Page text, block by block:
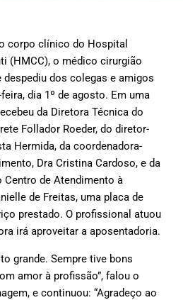
corpo clínico do Hospital
(HMCC), o médico cirurgião
despediu dos colegas e amigos
dia 1º de agosto. Em uma
da Diretora Técnica do
Follador Roeder, do diretor-
Hermida, da coordenadora-
Dra Cristina Cardoso, e da
de Atendimento à
de Freitas, uma placa de
prestado. O profissional atuou
irá aproveitar a aposentadoria.
grande. Sempre tive bons
amor à profissão”, falou o
e continuou: “Agradeço ao